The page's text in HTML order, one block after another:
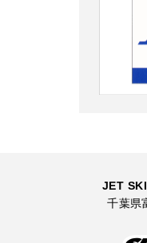
JET
千葉県